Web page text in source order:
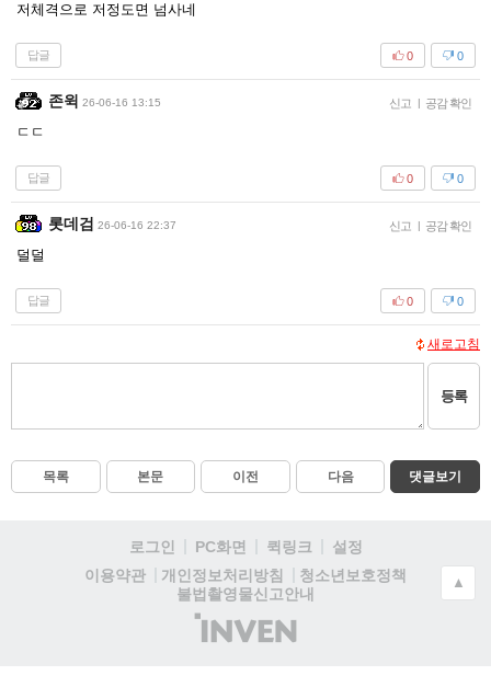
저체격으로 저정도면 넘사네
답글 0
0
존윅 26-06-16 13:15 신고 | 공감 확인
ㄷㄷ
답글 0
0
롯데검 26-06-16 22:37 신고 | 공감 확인
덜덜
답글 0
0
새로고침
등록
목록 본문 이전 다음 댓글보기
로그인 PC화면 퀵링크
설정
이용약관
개인정보처리방침
청소년보호정책
불법촬영물신고안내
(주)
인
▲